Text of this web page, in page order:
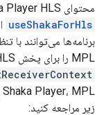
محتوای Shaka Player HLS منتقل می‌شود. مقدار پیش‌فرض ویژگی
useShakaForHls
برنامه‌ها می‌توانند با
MPL را برای پخش HLS انتخاب کنند. هنگامی که
زیر مراجعه کنید: